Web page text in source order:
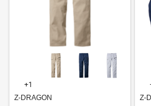
+1
Z-DRAGON
Z-